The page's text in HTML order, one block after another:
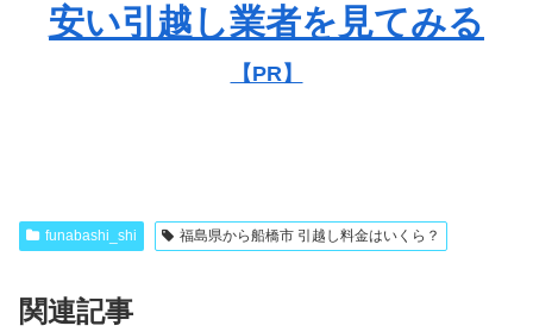
安い引越し業者を見てみる
【PR】
funabashi_shi 福島県から船橋市 引越し料金はいくら？
関連記事